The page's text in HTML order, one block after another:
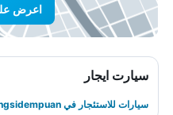
اعرض
سيارت ايجار
سيارات للاستئجار في Padangsidempuan